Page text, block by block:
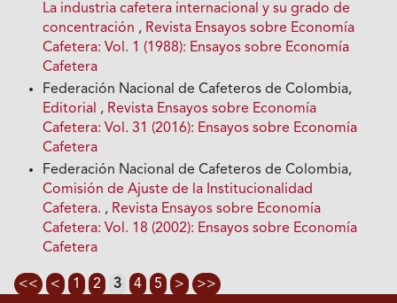
La industria cafetera internacional y su grado de
concentración , Revista Ensayos sobre Economía
Cafetera: Vol. 1 (1988): Ensayos sobre Economía
Cafetera
Federación Nacional de Cafeteros de Colombia,
Editorial , Revista Ensayos sobre Economía
Cafetera: Vol. 31 (2016): Ensayos sobre Economía
Cafetera
Federación Nacional de Cafeteros de Colombia,
Comisión de Ajuste de la Institucionalidad
Cafetera. , Revista Ensayos sobre Economía
Cafetera: Vol. 18 (2002): Ensayos sobre Economía
Cafetera
<< < 1 2 3 4 5 > >>